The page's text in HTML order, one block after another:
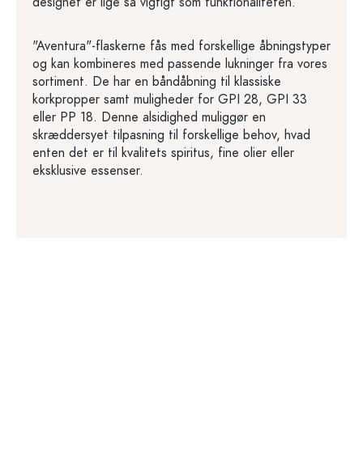
"Aventura"-flaskerne fås med forskellige åbningstyper
og kan kombineres med passende lukninger fra vores
sortiment. De har en båndåbning til klassiske
korkpropper samt muligheder for GPI 28, GPI 33
eller PP 18. Denne alsidighed muliggør en
skræddersyet tilpasning til forskellige behov, hvad
enten det er til kvalitets spiritus, fine olier eller
eksklusive essenser.